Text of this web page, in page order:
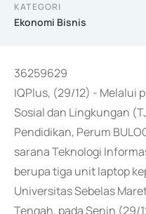
KATEGORI
Ekonomi Bisnis
36259629
IQPlus, (29/12) - Melalui
Sosial dan Lingkungan
Pendidikan, Perum
sarana Teknologi
berupa tiga unit laptop
Universitas Sebelas
Tengah, pada Senin (29/